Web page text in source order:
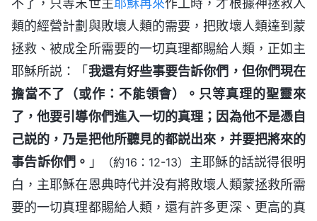
類的經營計劃與敗壞人類的需要，把敗壞人類達到蒙
拯救、被成全所需要的一切真理都賜給人類，正如主
耶穌所説：「我還有好些事要告訴你們，但你們現在
擔當不了（或作：不能領會）。只等真理的聖靈來
了，他要引導你們進入一切的真理；因為他不是憑自
己説的，乃是把他所聽見的都説出來，并要把將來的
事告訴你們。 」 （約16：12-13） 主耶穌的話説得很明
白，主耶穌在恩典時代并没有將敗壞人類蒙拯救所需
要的一切真理都賜給人類，還有許多更深、更高的真